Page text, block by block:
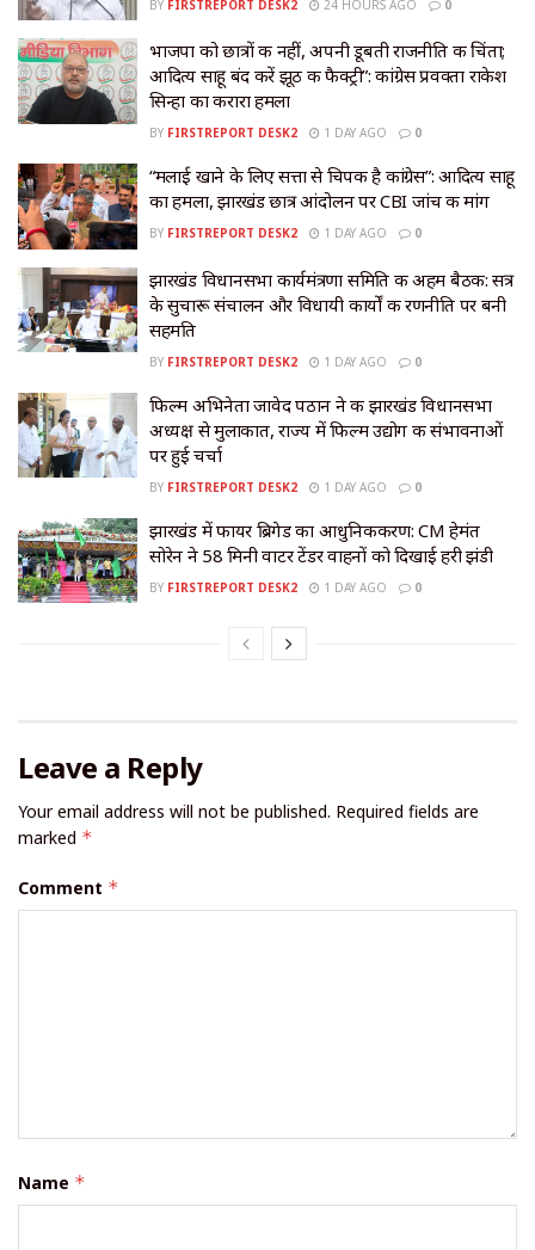
BY FIRSTREPORT DESK2 24 HOURS AGO 0
भाजपा को छात्रों की नहीं, अपनी डूबती राजनीति की चिंता;
आदित्य साहू बंद करें झूठ की फैक्ट्री”: कांग्रेस प्रवक्ता राकेश
सिन्हा का करारा हमला
BY FIRSTREPORT DESK2 1 DAY AGO 0
“मलाई खाने के लिए सत्ता से चिपकी है कांग्रेस”: आदित्य साहू
का हमला, झारखंड छात्र आंदोलन पर CBI जांच की मांग
BY FIRSTREPORT DESK2 1 DAY AGO 0
झारखंड विधानसभा कार्यमंत्रणा समिति की अहम बैठक: सत्र
के सुचारू संचालन और विधायी कार्यों की रणनीति पर बनी
सहमति
BY FIRSTREPORT DESK2 1 DAY AGO 0
फिल्म अभिनेता जावेद पठान ने की झारखंड विधानसभा
अध्यक्ष से मुलाकात, राज्य में फिल्म उद्योग की संभावनाओं
पर हुई चर्चा
BY FIRSTREPORT DESK2 1 DAY AGO 0
झारखंड में फायर ब्रिगेड का आधुनिकीकरण: CM हेमंत
सोरेन ने 58 मिनी वाटर टेंडर वाहनों को दिखाई हरी झंडी
BY FIRSTREPORT DESK2 1 DAY AGO 0
Leave a Reply
Your email address will not be published. Required fields are
marked *
Comment *
Name *